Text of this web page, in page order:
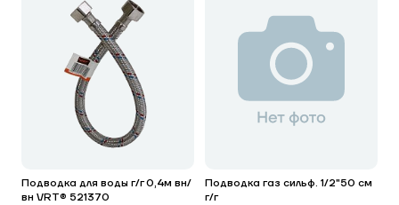
Подводка для воды г/г 0,4м вн/
вн VRT® 521370
Подводка газ сильф. 1/2"50 см
г/г